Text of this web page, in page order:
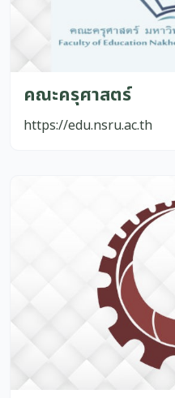
คณะครุศาสตร์
https://edu.nsru.ac.th